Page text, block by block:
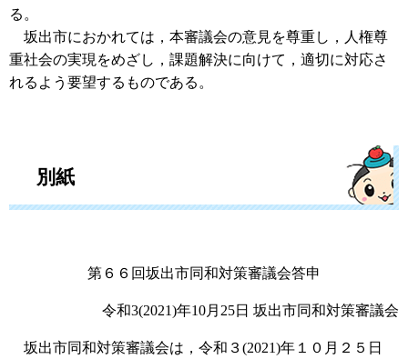
る。
坂出市におかれては，本審議会の意見を尊重し，人権尊
重社会の実現をめざし，課題解決に向けて，適切に対応さ
れるよう要望するものである。
別紙
第６６回坂出市同和対策審議会答申
令和3(2021)年10月25日 坂出市同和対策審議会
坂出市同和対策審議会は，令和３(2021)年１０月２５日